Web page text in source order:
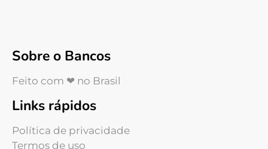
Sobre o Bancos
Feito com ❤ no Brasil
Links rápidos
Política de privacidade
Termos de uso